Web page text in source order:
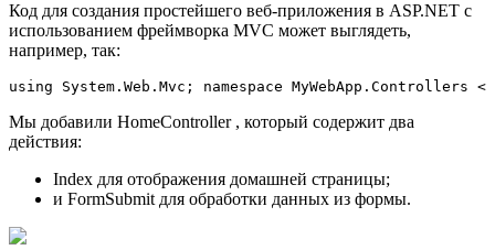
Код для создания простейшего веб-приложения в ASP.NET с
использованием фреймворка MVC может выглядеть,
например, так:
using System.Web.Mvc; namespace
Мы добавили HomeController , который содержит два
действия:
Index для отображения домашней страницы;
и FormSubmit для обработки данных из формы.